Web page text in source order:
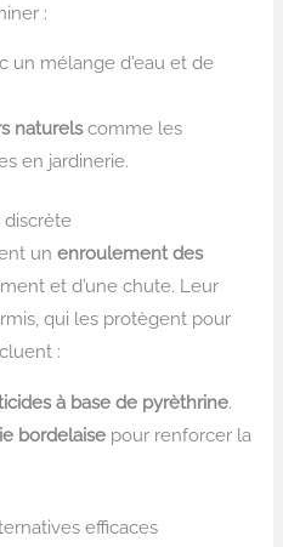
:
un mélange d’eau et de
naturelscomme les
en jardinerie.
discrète
unenroulement des
et d’une chute. Leur
qui les protègent pour
:
à base de pyrèthrine.
bordelaise pour renforcer la
efficaces